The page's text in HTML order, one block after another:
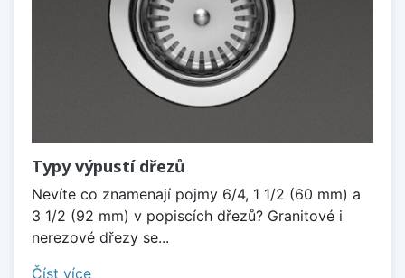
Typy výpustí dřezů
Nevíte co znamenají pojmy 6/4, 1 1/2 (60 mm) a
3 1/2 (92 mm) v popiscích dřezů? Granitové i
nerezové dřezy se...
Číst více